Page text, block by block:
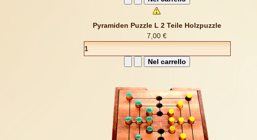
Pyramiden Puzzle L 2 Teile Holzpuzzle
7,00 €